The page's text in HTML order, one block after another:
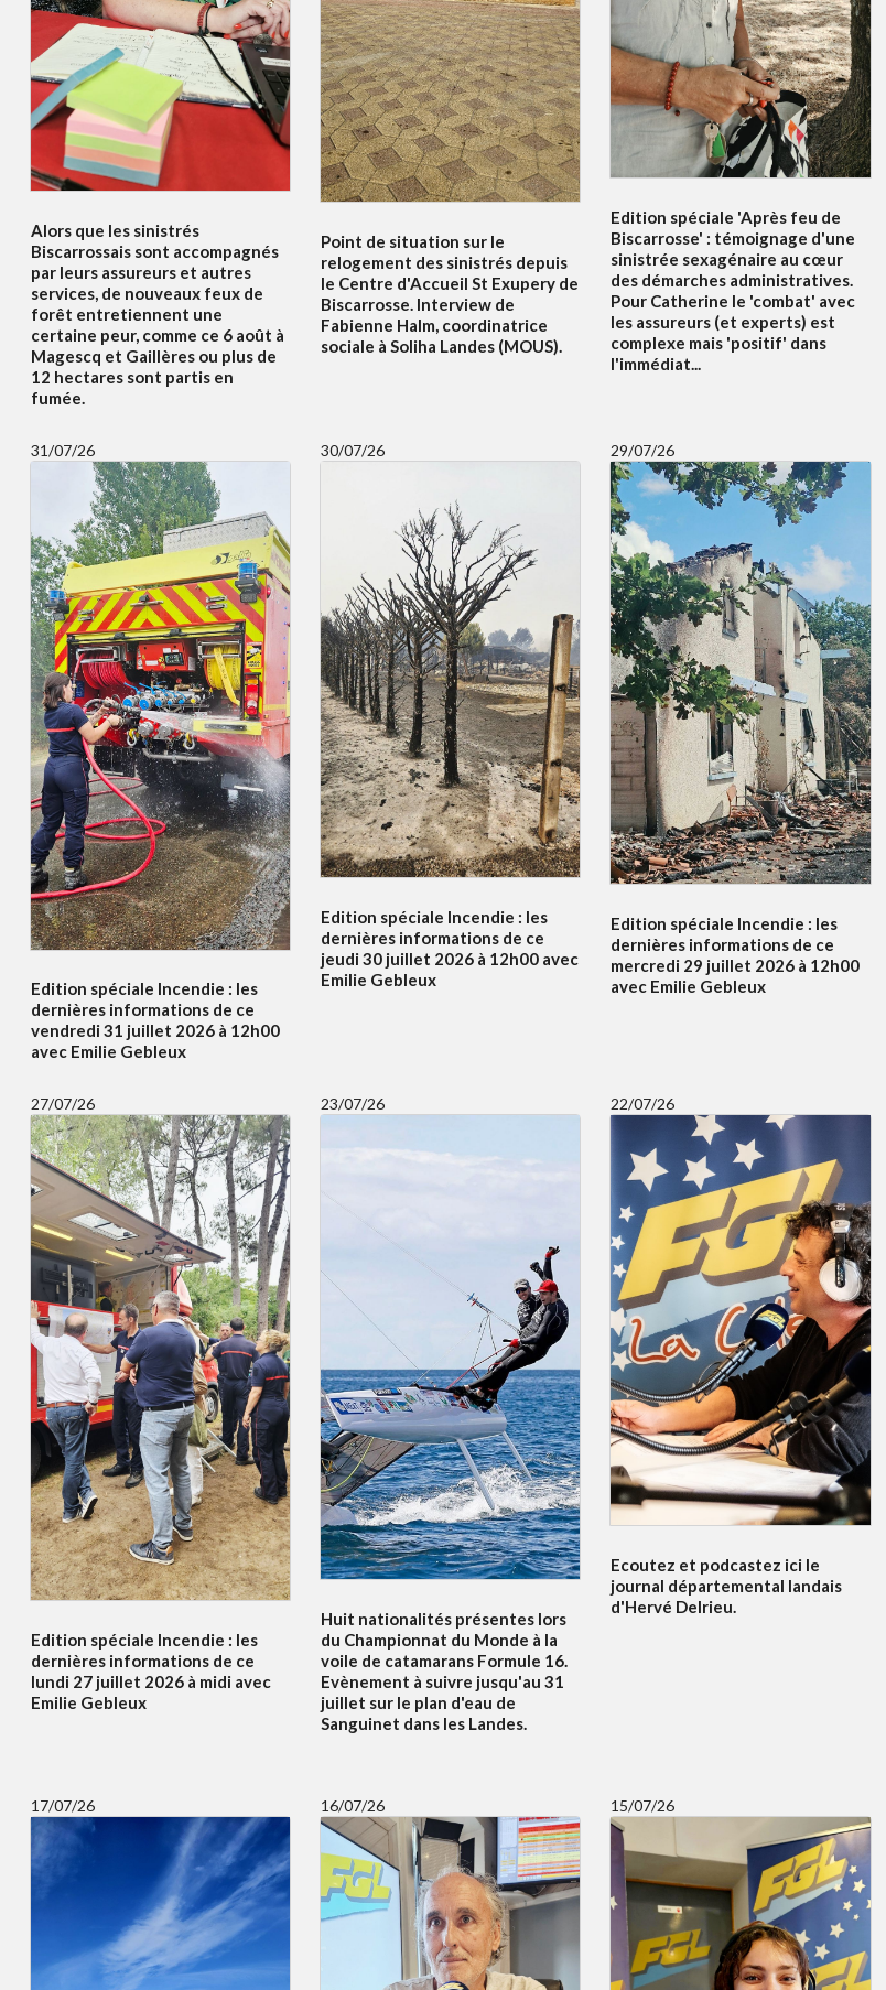
Alors que les sinistrés
Biscarrossais sont accompagnés
par leurs assureurs et autres
services, de nouveaux feux de
forêt entretiennent une
certaine peur, comme ce 6 août à
Magescq et Gaillères ou plus de
12 hectares sont partis en
fumée.
Point de situation sur le
relogement des sinistrés depuis
le Centre d'Accueil St Exupery de
Biscarrosse. Interview de
Fabienne Halm, coordinatrice
sociale à Soliha Landes (MOUS).
Edition spéciale 'Après feu de
Biscarrosse' : témoignage d'une
sinistrée sexagénaire au cœur
des démarches administratives.
Pour Catherine le 'combat' avec
les assureurs (et experts) est
complexe mais 'positif' dans
l'immédiat...
31/07/26
Edition spéciale Incendie : les
dernières informations de ce
vendredi 31 juillet 2026 à 12h00
avec Emilie Gebleux
30/07/26
Edition spéciale Incendie : les
dernières informations de ce
jeudi 30 juillet 2026 à 12h00 avec
Emilie Gebleux
29/07/26
Edition spéciale Incendie : les
dernières informations de ce
mercredi 29 juillet 2026 à 12h00
avec Emilie Gebleux
27/07/26
Edition spéciale Incendie : les
dernières informations de ce
lundi 27 juillet 2026 à midi avec
Emilie Gebleux
23/07/26
Huit nationalités présentes lors
du Championnat du Monde à la
voile de catamarans Formule 16.
Evènement à suivre jusqu'au 31
juillet sur le plan d'eau de
Sanguinet dans les Landes.
22/07/26
Ecoutez et podcastez ici le
journal départemental landais
d'Hervé Delrieu.
17/07/26 16/07/26 15/07/26